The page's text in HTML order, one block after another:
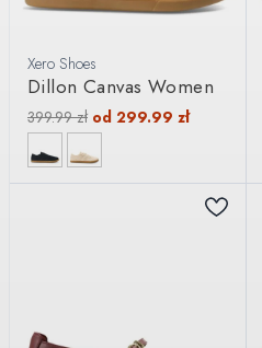
Xero Shoes
Dillon Canvas Women
399.99zł od 299.99 zł